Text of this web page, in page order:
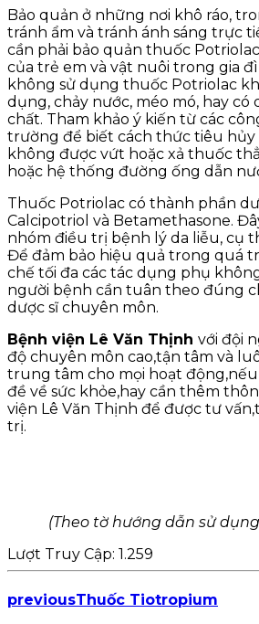
Bảo quản ở những nơi khô ráo,
tránh ẩm và tránh ánh sáng trực
cần phải bảo quản thuốc
của trẻ em và vật nuôi trong gia
không sử dụng thuốc Potriolac
dụng, chảy nước, méo mó, hay có
chất. Tham khảo ý kiến từ các
trường để biết cách thức tiêu
không được vứt hoặc xả thuốc
hoặc hệ thống đường ống dẫn
Thuốc Potriolac có thành phần
Calcipotriol và Betamethasone.
nhóm điều trị bệnh lý da liễu, cụ
Để đảm bảo hiệu quả trong quá
chế tối đa các tác dụng phụ
người bệnh cần tuân theo đúng
dược sĩ chuyên môn.
Bệnh viện Lê Văn Thịnh với đội
độ chuyên môn cao,tận tâm và
trung tâm cho mọi hoạt
đề về sức khỏe,hay cần thêm
viện Lê Văn Thịnh để được tư
trị.
(Theo tờ hướng dẫn sử
Lượt Truy Cập: 1.259
previousThuốc Tiotropium